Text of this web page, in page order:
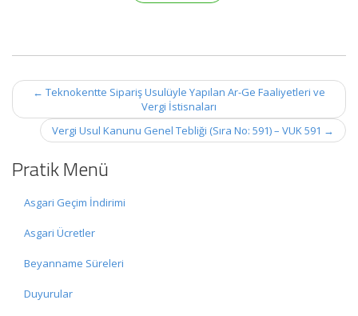
Post
navigation
← Teknokentte Sipariş Usulüyle Yapılan Ar-Ge Faaliyetleri ve
Vergi İstisnaları
Vergi Usul Kanunu Genel Tebliği (Sıra No: 591) – VUK 591 →
Pratik Menü
Asgari Geçim İndirimi
Asgari Ücretler
Beyanname Süreleri
Duyurular